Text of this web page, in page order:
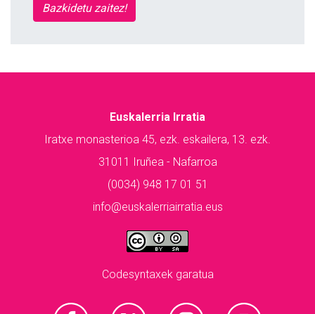
Bazkidetu zaitez!
Euskalerria Irratia
Iratxe monasterioa 45, ezk. eskailera, 13. ezk.
31011 Iruñea - Nafarroa
(0034) 948 17 01 51
info@euskalerriairratia.eus
Codesyntaxek garatua